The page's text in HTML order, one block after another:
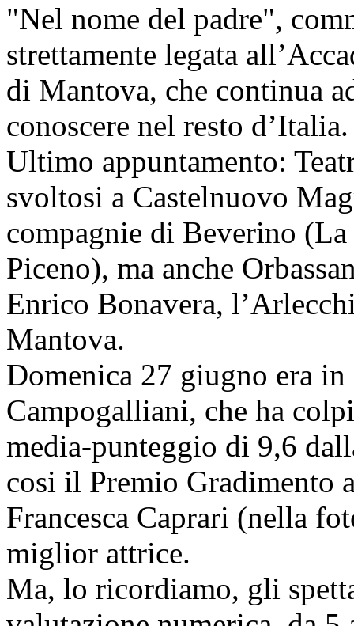
"Nel nome del padre",
strettamente legata
di Mantova, che continua
conoscere nel resto d’Italia.
Ultimo appuntamento:
svoltosi a Castelnuovo
compagnie di Beverino
Piceno), ma anche
Enrico Bonavera,
Mantova.
Domenica 27 giugno era
Campogalliani, che ha
media-punteggio di 9,6
cosi il Premio Gradimento
Francesca Caprari (nella
miglior attrice.
Ma, lo ricordiamo, gli